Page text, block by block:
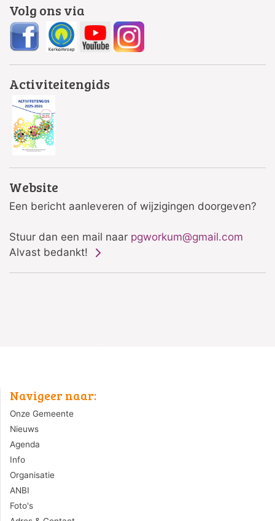
Volg ons via
Activiteitengids
Website
Een bericht aanleveren of wijzigingen doorgeven?
Stuur dan een mail naar pgworkum@gmail.com
Alvast bedankt!
Navigeer naar:
Onze Gemeente
Nieuws
Agenda
Info
Organisatie
ANBI
Foto's